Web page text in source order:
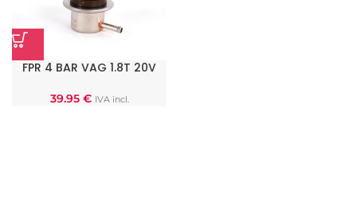
FPR 4 BAR VAG 1.8T 20V
39.95 € IVA incl.